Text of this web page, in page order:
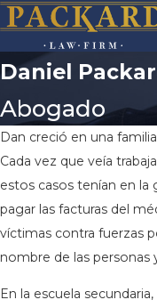
Daniel
Abogado
Dan creció en una
Cada vez que veía
estos casos tenían en la
pagar las facturas del
víctimas contra fuerzas
nombre de las personas
En la escuela